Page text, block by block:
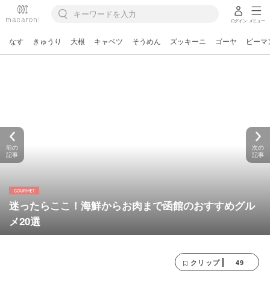
ログイン メニュー
なす きゅうり 大根 キャベツ そうめん ズッキーニ ゴーヤ ピーマ
迷ったらここ！海鮮からお肉まで函館のおすすめグル
メ20選
前の
記事
次の
記事
クリップ 49